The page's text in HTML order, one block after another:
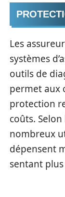
Les
systèmes
outils de
permet aux
protection
coûts.
nombreux
dépensent
sentant